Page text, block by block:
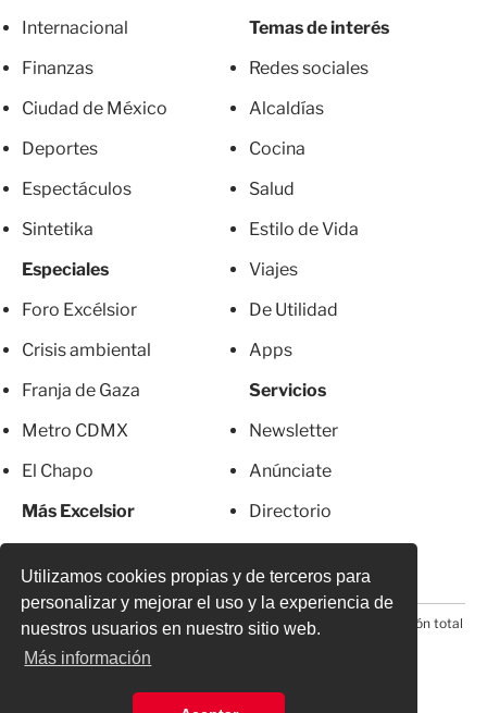
Utilizamos cookies propias y de terceros para
personalizar y mejorar el uso y la experiencia de
nuestros usuarios en nuestro sitio web.
Más información
Internacional
Finanzas
Ciudad de México
Deportes
Espectáculos
Sintetika
Especiales
Foro Excélsior
Crisis ambiental
Franja de Gaza
Metro CDMX
El Chapo
Más Excelsior
Temas de interés
Redes sociales
Alcaldías
Cocina
Salud
Estilo de Vida
Viajes
De Utilidad
Apps
Servicios
Newsletter
Anúnciate
Directorio
© 2026 Todos los derechos reservados. Prohibida la reproducción total
o parcial, incluyendo cualquier medio electrónico*